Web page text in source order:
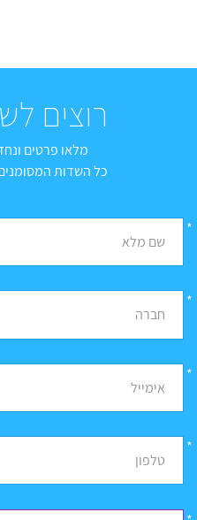
רוצים
מלאו פרטים
כל השדות
שם מלא
*
חברה
*
אימייל
*
טלפון
*